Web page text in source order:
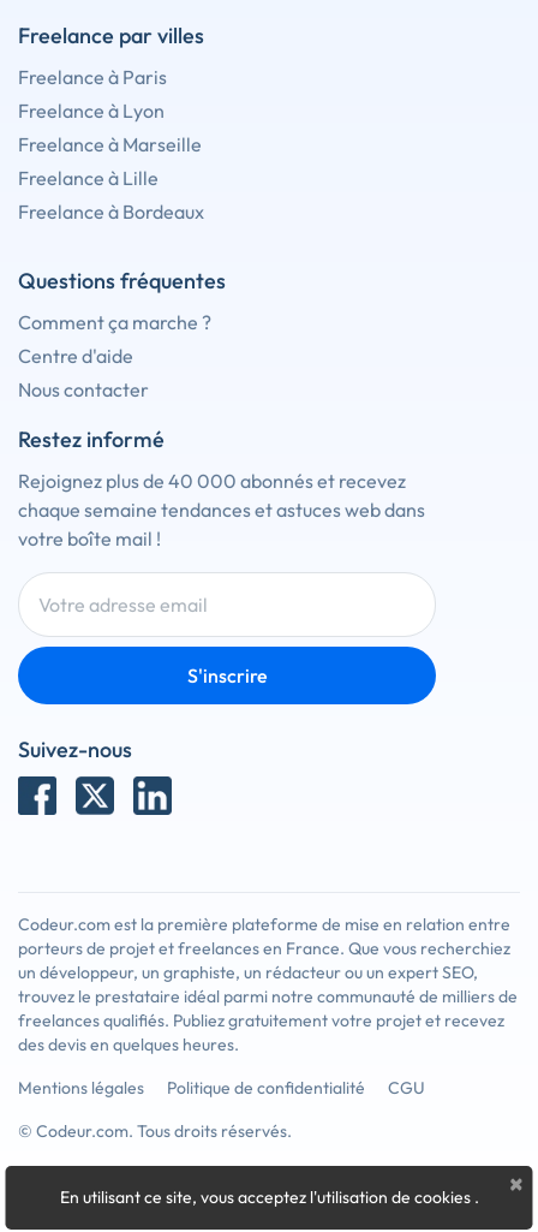
Freelance par villes
Freelance à Paris
Freelance à Lyon
Freelance à Marseille
Freelance à Lille
Freelance à Bordeaux
Questions fréquentes
Comment ça marche ?
Centre d'aide
Nous contacter
Restez informé
Rejoignez plus de 40 000 abonnés et recevez
chaque semaine tendances et astuces web dans
votre boîte mail !
S'inscrire
Suivez-nous
Codeur.com est la première plateforme de mise en relation entre
porteurs de projet et freelances en France. Que vous recherchiez
un développeur, un graphiste, un rédacteur ou un expert SEO,
trouvez le prestataire idéal parmi notre communauté de milliers de
freelances qualifiés. Publiez gratuitement votre projet et recevez
des devis en quelques heures.
Mentions légales
Politique de confidentialité
CGU
© Codeur.com. Tous droits réservés.
×
En utilisant ce site, vous acceptez l'utilisation de cookies .